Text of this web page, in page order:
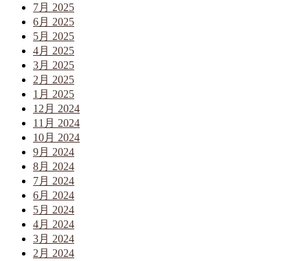
7月 2025
6月 2025
5月 2025
4月 2025
3月 2025
2月 2025
1月 2025
12月 2024
11月 2024
10月 2024
9月 2024
8月 2024
7月 2024
6月 2024
5月 2024
4月 2024
3月 2024
2月 2024